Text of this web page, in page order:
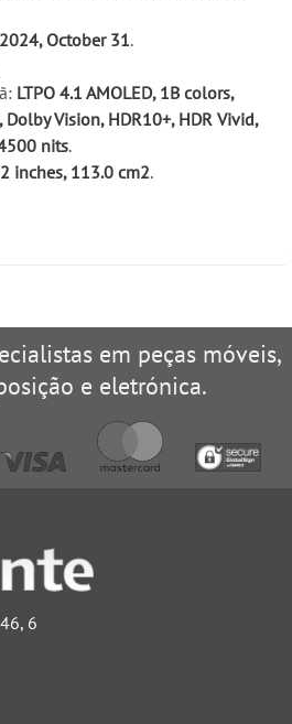
2024, October 31.
LTPO 4.1 AMOLED, 1B colors,
Vision, HDR10+, HDR Vivid,
nits.
inches, 113.0 cm2.
em peças móveis,
e eletrónica.
6